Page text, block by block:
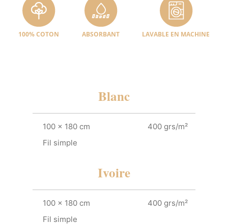
100% COTON ABSORBANT LAVABLE EN MACHINE
Blanc
100 x 180 cm
400 grs/m²
Fil simple
Ivoire
100 x 180 cm
400 grs/m²
Fil simple